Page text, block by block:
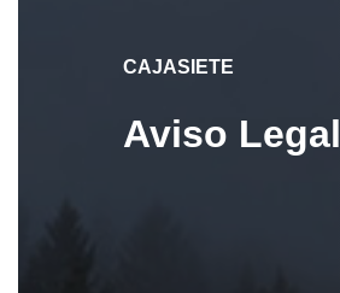
CAJASIETE
Aviso Legal